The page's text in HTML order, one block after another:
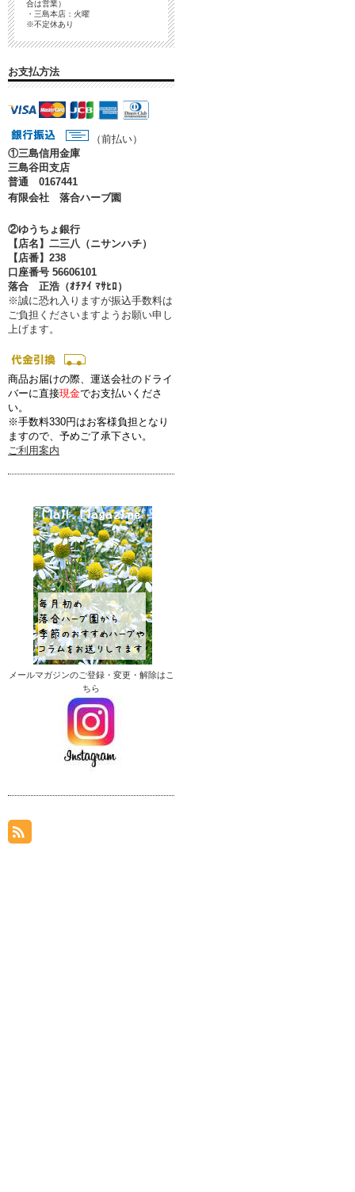
合は営業）
・三島本店：火曜
※不定休あり
お支払方法
（前払い）
①三島信用金庫
三島谷田支店
普通 0167441
有限会社 落合ハーブ園
②ゆうちょ銀行
【店名】二三八（ニサンハチ）
【店番】238
口座番号 56606101
落合 正浩（ｵﾁｱｲ ﾏｻﾋﾛ）
※誠に恐れ入りますが振込手数料は
ご負担くださいますようお願い申し
上げます。
商品お届けの際、運送会社のドライ
バーに直接現金でお支払いくださ
い。
※手数料330円はお客様負担となり
ますので、予めご了承下さい。
ご利用案内
メールマガジンのご登録・変更・解除はこ
ちら